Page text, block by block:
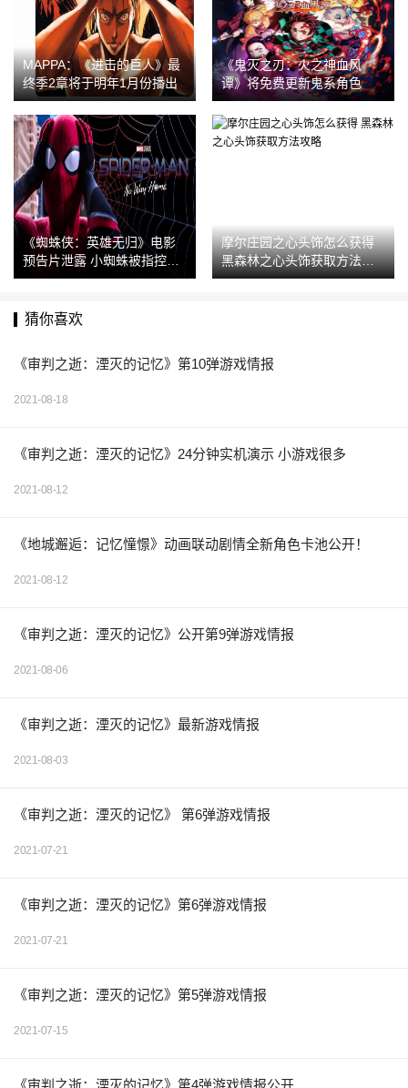
MAPPA：《进击的巨人》最
终季2章将于明年1月份播出
《鬼灭之刃：火之神血风
谭》将免费更新鬼系角色
《蜘蛛侠：英雄无归》电影
预告片泄露 小蜘蛛被指控谋
杀神秘客
摩尔庄园之心头饰怎么获得
黑森林之心头饰获取方法攻
略
猜你喜欢
《审判之逝：湮灭的记忆》第10弹游戏情报
2021-08-18
《审判之逝：湮灭的记忆》24分钟实机演示 小游戏很多
2021-08-12
《地城邂逅：记忆憧憬》动画联动剧情全新角色卡池公开！
2021-08-12
《审判之逝：湮灭的记忆》公开第9弹游戏情报
2021-08-06
《审判之逝：湮灭的记忆》最新游戏情报
2021-08-03
《审判之逝：湮灭的记忆》 第6弹游戏情报
2021-07-21
《审判之逝：湮灭的记忆》第6弹游戏情报
2021-07-21
《审判之逝：湮灭的记忆》第5弹游戏情报
2021-07-15